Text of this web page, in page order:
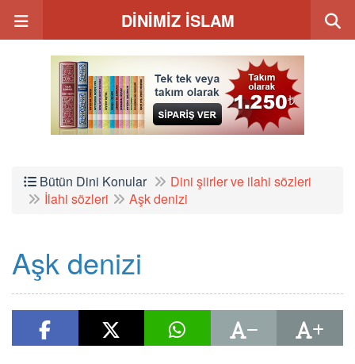
DİNİMİZ İSLAM
Bütün Dini Konular
Dini şiirler ve ilahi sözleri
İlahi sözleri
Aşk denizi
Aşk denizi